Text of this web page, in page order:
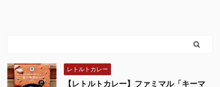
レトルトカレー
【レトルトカレー】ファミマル「キーマ